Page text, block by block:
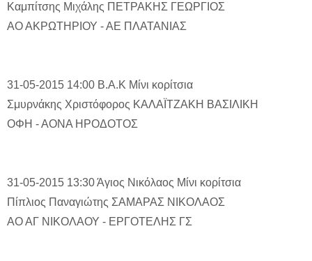
Καμπίτσης Μιχάλης ΠΕΤΡΑΚΗΣ ΓΕΩΡΓΙΟΣ
ΑΟ ΑΚΡΩΤΗΡΙΟΥ - ΑΕ ΠΛΑΤΑΝΙΑΣ
31-05-2015 14:00 Β.Α.Κ Μίνι κορίτσια
Σμυρνάκης Χριστόφορος ΚΑΛΑΪΤΖΑΚΗ ΒΑΣΙΛΙΚΗ
ΟΦΗ - ΑΟΝΑ ΗΡΟΔΟΤΟΣ
31-05-2015 13:30Άγιος Νικόλαος Μίνι κορίτσια
Πίπλιος Παναγιώτης ΣΑΜΑΡΑΣ ΝΙΚΟΛΑΟΣ
ΑΟ ΑΓ ΝΙΚΟΛΑΟΥ - ΕΡΓΟΤΕΛΗΣ ΓΣ